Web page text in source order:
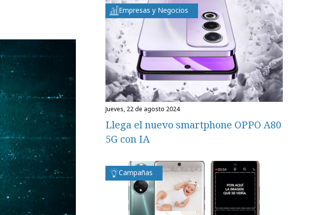
Empresas y Negocios
jueves, 22 de agosto 2024
Llega el nuevo smartphone OPPO A80
5G con IA
Campañas